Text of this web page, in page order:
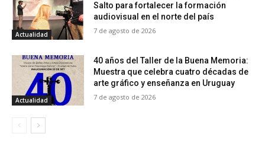
Actualidad
Salto para fortalecer la formación
audiovisual en el norte del país
7 de agosto de 2026
Actualidad
40 años del Taller de la Buena Memoria:
Muestra que celebra cuatro décadas de
arte gráfico y enseñanza en Uruguay
7 de agosto de 2026